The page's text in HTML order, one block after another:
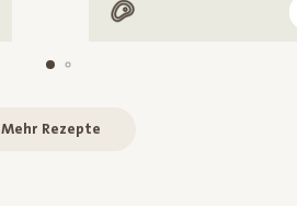
Mit Fleisch
Mehr Rezepte